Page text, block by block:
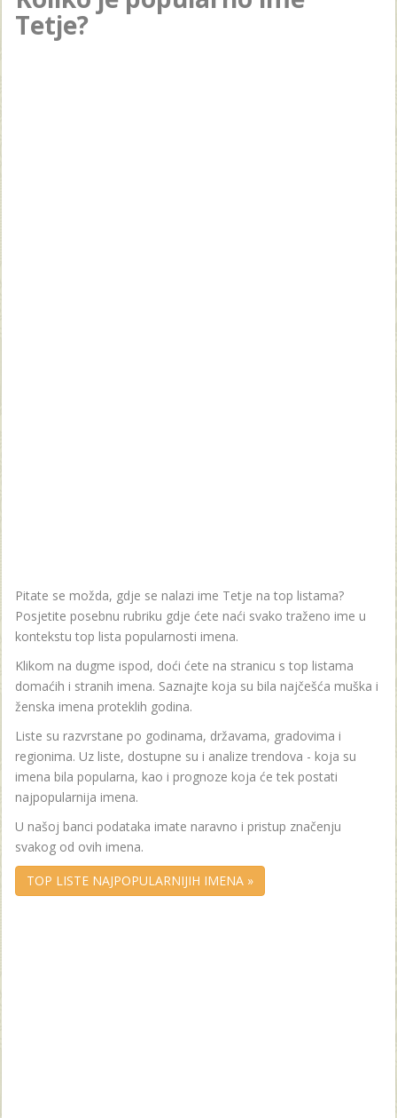
Tetje?
Pitate se možda, gdje se nalazi ime Tetje na top listama?
Posjetite posebnu rubriku gdje ćete naći svako traženo ime u
kontekstu top lista popularnosti imena.
Klikom na dugme ispod, doći ćete na stranicu s top listama
domaćih i stranih imena. Saznajte koja su bila najčešća muška i
ženska imena proteklih godina.
Liste su razvrstane po godinama, državama, gradovima i
regionima. Uz liste, dostupne su i analize trendova - koja su
imena bila popularna, kao i prognoze koja će tek postati
najpopularnija imena.
U našoj banci podataka imate naravno i pristup značenju
svakog od ovih imena.
TOP LISTE NAJPOPULARNIJIH IMENA »